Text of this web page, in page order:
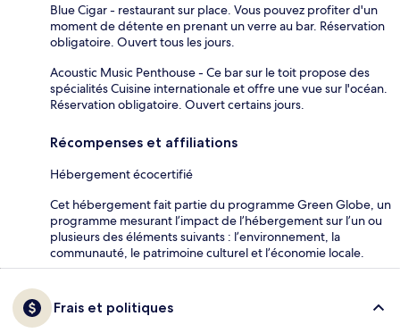
Blue Cigar - restaurant sur place. Vous pouvez profiter d'un
moment de détente en prenant un verre au bar. Réservation
obligatoire. Ouvert tous les jours.
Acoustic Music Penthouse - Ce bar sur le toit propose des
spécialités Cuisine internationale et offre une vue sur l'océan.
Réservation obligatoire. Ouvert certains jours.
Récompenses et affiliations
Hébergement écocertifié
Cet hébergement fait partie du programme Green Globe, un
programme mesurant l’impact de l’hébergement sur l’un ou
plusieurs des éléments suivants : l’environnement, la
communauté, le patrimoine culturel et l’économie locale.
Frais et politiques